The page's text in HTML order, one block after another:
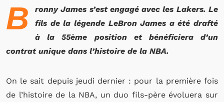
B
ronny James s’est engagé avec les Lakers. Le
fils de la légende LeBron James a été drafté
à la 55ème position et bénéficiera d’un
contrat unique dans l’histoire de la NBA.
On le sait depuis jeudi dernier : pour la première fois
de l’histoire de la NBA, un duo fils-père évoluera sur